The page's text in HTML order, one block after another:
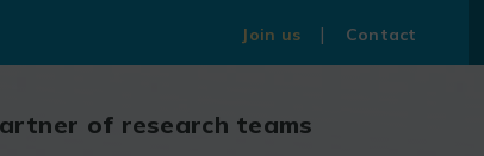
Join us Contact
of research teams